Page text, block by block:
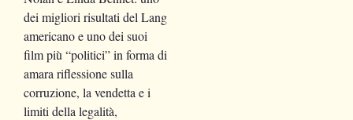
dei migliori risultati del Lang
americano e uno dei suoi
film più “politici” in forma di
amara riflessione sulla
corruzione, la vendetta e i
limiti della legalità,